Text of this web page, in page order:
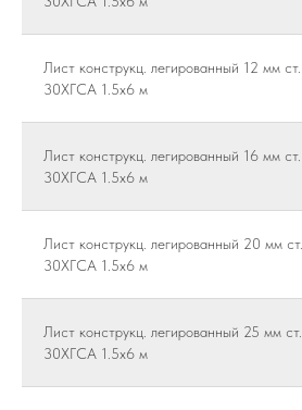
Лист конструкц. легированный 12 мм ст.
30ХГСА 1.5х6 м
Лист конструкц. легированный 16 мм ст.
30ХГСА 1.5х6 м
Лист конструкц. легированный 20 мм ст.
30ХГСА 1.5х6 м
Лист конструкц. легированный 25 мм ст.
30ХГСА 1.5х6 м